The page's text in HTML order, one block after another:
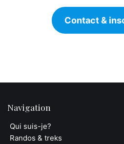
Contact &
Navigation
Qui suis-je?
Randos & treks